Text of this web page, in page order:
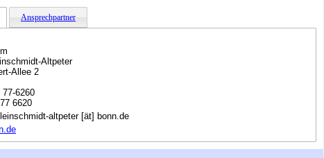
Ansprechpartner
Altpeter
Allee 2
77-6260
6620
altpeter [ät] bonn.de